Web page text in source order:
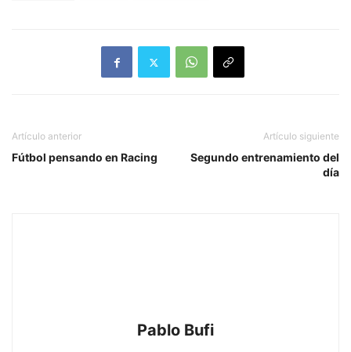
Artículo anterior
Fútbol pensando en Racing
Artículo siguiente
Segundo entrenamiento del
día
Pablo Bufi